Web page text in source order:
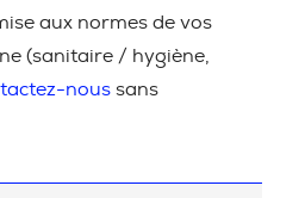
aux normes de vos
(sanitaire / hygiène,
nous sans